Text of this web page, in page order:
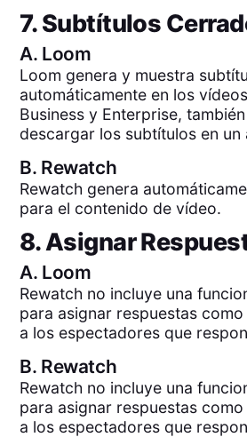
7. Subtítulos
A. Loom
Loom genera y muestra
automáticamente en los
Business y Enterprise,
descargar los subtítulos en un
B. Rewatch
Rewatch genera
para el contenido de vídeo.
8. Asignar
A. Loom
Rewatch no incluye una
para asignar respuestas
a los espectadores que
B. Rewatch
Rewatch no incluye una
para asignar respuestas
a los espectadores que